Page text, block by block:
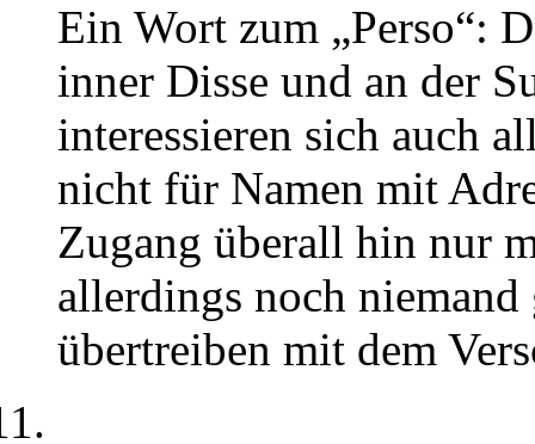
Ein Wort zum „Perso“:
inner Disse und an der
interessieren sich auch
nicht für Namen mit
Zugang überall hin nur
allerdings noch
übertreiben mit dem